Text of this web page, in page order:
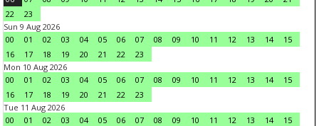
22
23
Sun 9 Aug 2026
00
01 02 03 04 05 06 07 08 09 10 11 12 13 14
15
16
17 18 19 20 21 22
23
Mon 10 Aug 2026
00
01 02 03 04 05 06 07 08 09 10 11 12 13 14
15
16
17 18 19 20 21 22
23
Tue 11 Aug 2026
00
01 02 03 04 05 06 07 08 09 10 11 12 13 14
15